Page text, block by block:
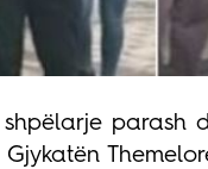
parash